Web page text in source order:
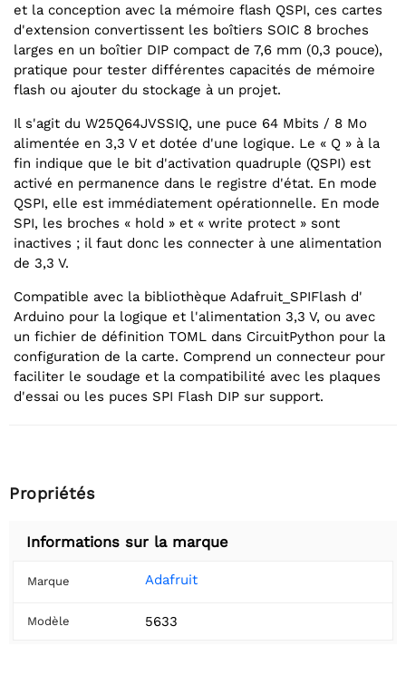
et la conception avec la mémoire flash QSPI, ces cartes
d'extension convertissent les boîtiers SOIC 8 broches
larges en un boîtier DIP compact de 7,6 mm (0,3 pouce),
pratique pour tester différentes capacités de mémoire
flash ou ajouter du stockage à un projet.
Il s'agit du W25Q64JVSSIQ, une puce 64 Mbits / 8 Mo
alimentée en 3,3 V et dotée d'une logique. Le « Q » à la
fin indique que le bit d'activation quadruple (QSPI) est
activé en permanence dans le registre d'état. En mode
QSPI, elle est immédiatement opérationnelle. En mode
SPI, les broches « hold » et « write protect » sont
inactives ; il faut donc les connecter à une alimentation
de 3,3 V.
Compatible avec la bibliothèque Adafruit_SPIFlash d'
Arduino pour la logique et l'alimentation 3,3 V, ou avec
un fichier de définition TOML dans CircuitPython pour la
configuration de la carte. Comprend un connecteur pour
faciliter le soudage et la compatibilité avec les plaques
d'essai ou les puces SPI Flash DIP sur support.
Propriétés
Informations sur la marque
Marque Adafruit
Modèle 5633